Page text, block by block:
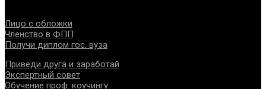
Лицо с обложки
Членство в ФПП
Получи диплом гос. вуза
Приведи друга и заработай
Экспертный совет
Обучение проф. коучингу